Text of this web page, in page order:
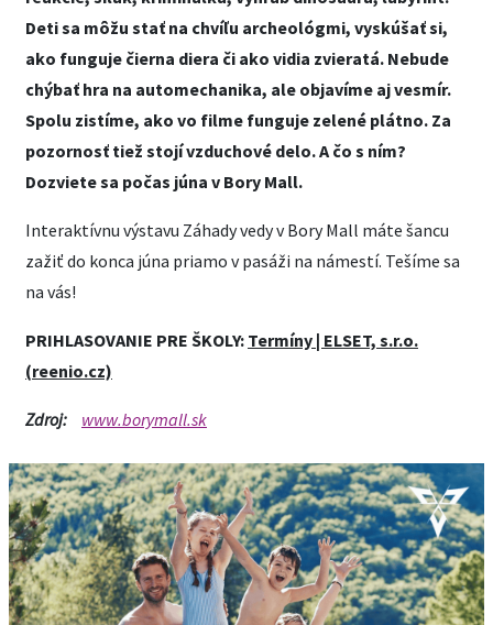
Deti sa môžu stať na chvíľu archeológmi, vyskúšať si,
ako funguje čierna diera či ako vidia zvieratá. Nebude
chýbať hra na automechanika, ale objavíme aj vesmír.
Spolu zistíme, ako vo filme funguje zelené plátno. Za
pozornosť tiež stojí vzduchové delo. A čo s ním?
Dozviete sa počas júna v Bory Mall.
Interaktívnu výstavu Záhady vedy v Bory Mall máte šancu
zažiť do konca júna priamo v pasáži na námestí. Tešíme sa
na vás!
PRIHLASOVANIE PRE ŠKOLY: Termíny | ELSET, s.r.o.
(reenio.cz)
Zdroj: www.borymall.sk